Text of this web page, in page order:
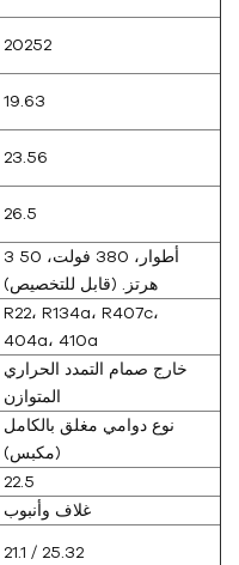
20252
19.63
23.56
26.5
3 أطوار، 380 فولت، 50
هرتز. (قابل للتخصيص)
R22، R134a، R407c،
404a، 410a
خارج صمام التمدد الحراري
المتوازن
نوع دوامي مغلق بالكامل
(مكبس)
22.5
غلاف وأنبوب
21.1 / 25.32